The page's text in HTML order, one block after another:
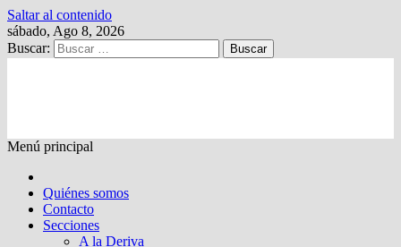
Saltar al contenido
sábado, Ago 8, 2026
Buscar:
Menú principal
Quiénes somos
Contacto
Secciones
A la Deriva